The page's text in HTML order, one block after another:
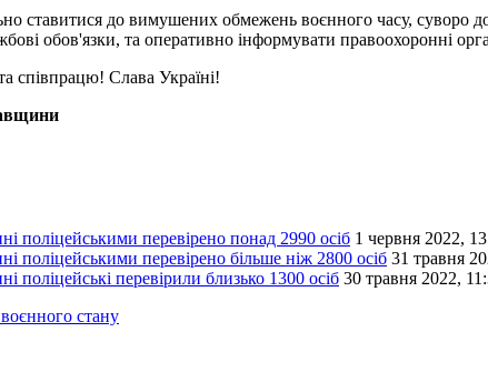
ставитися до вимушених обмежень воєнного часу, суворо
обов'язки, та оперативно інформувати правоохоронні
співпрацю! Слава Україні!
поліцейськими перевірено понад 2990 осіб 1 червня 2022,
поліцейськими перевірено більше ніж 2800 осіб 31 травня
поліцейські перевірили близько 1300 осіб 30 травня 2022,
стану